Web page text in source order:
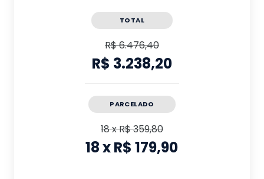
TOTAL
R$ 6.476,40
R$ 3.238,20
PARCELADO
18xR$ 359,80
18xR$ 179,90